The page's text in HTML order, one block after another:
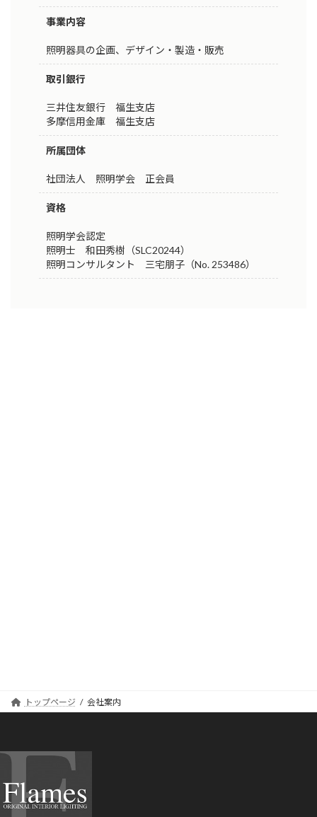
事業内容
照明器具の企画、デザイン・製造・販売
取引銀行
三井住友銀行 福生支店
多摩信用金庫 福生支店
所属団体
社団法人 照明学会 正会員
資格
照明学会認定
照明士 和田秀樹（SLC20244）
照明コンサルタント 三宅朋子（No. 253486）
トップページ 会社案内